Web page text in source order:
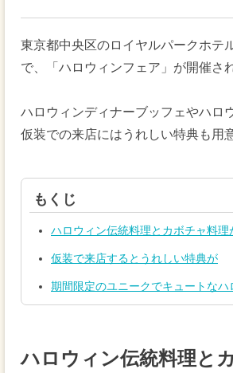
東京都中央区のロイヤルパークホテ
で、「ハロウィンフェア」が開催さ
ハロウィンディナーブッフェやハロ
仮装での来店にはうれしい特典も用
もくじ
ハロウィン伝統料理とカボチャ料
仮装で来店するとうれしい特典が
期間限定のユニークでキュートなハ
ハロウィン伝統料理と